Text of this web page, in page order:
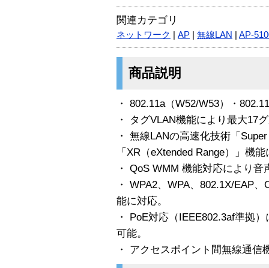
関連カテゴリ
ネットワーク AP 無線LAN AP-
商品説明
・ 802.11a（W52/W53）・
・ タグVLAN機能により最大17
・ 無線LANの高速化技術「
「XR（eXtended Range）」機
・ QoS WMM 機能対応により
・ WPA2、WPA、802.1X/EAP
能に対応。
・ PoE対応（IEEE802.3af準拠
可能。
・ アクセスポイント間無線通信